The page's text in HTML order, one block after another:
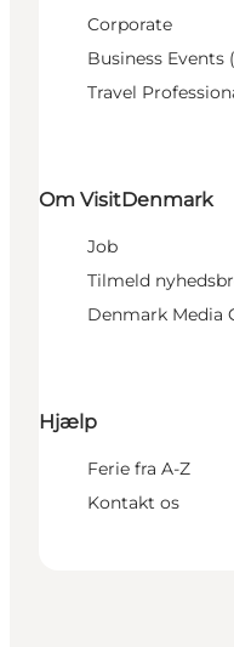
Corporate
Business Events
Travel
Om VisitDenmark
Job
Tilmeld
Denmark Media
Hjælp
Ferie fra A-Z
Kontakt os